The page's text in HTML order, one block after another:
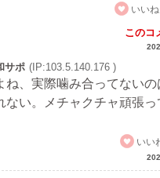
いいね
このコ
サポ (IP:103.5.140.176 )
ね、実際噛み合ってないの
ない。メチャクチャ頑張っ
いい